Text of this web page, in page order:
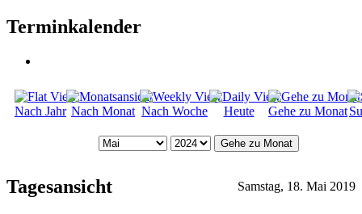
Terminkalender
Nach Jahr Nach Monat Nach Woche Heute Gehe zu Monat
Gehe zu Monat
Tagesansicht Samstag, 18. Mai 2019